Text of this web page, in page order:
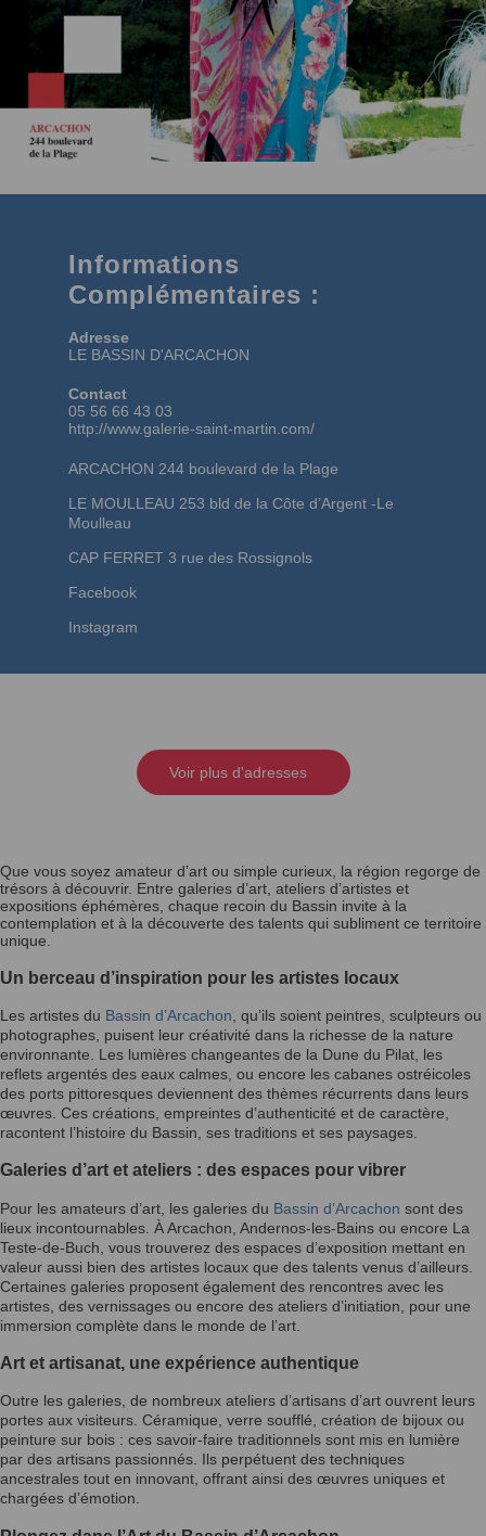
Informations
Complémentaires :
Adresse
LE BASSIN D'ARCACHON
Contact
05 56 66 43 03
http://www.galerie-saint-martin.com/
ARCACHON 244 boulevard de la Plage
LE MOULLEAU 253 bld de la Côte d’Argent -Le
Moulleau
CAP FERRET 3 rue des Rossignols
Facebook
Instagram
Voir plus d'adresses
Que vous soyez amateur d’art ou simple curieux, la région regorge de
trésors à découvrir. Entre galeries d’art, ateliers d’artistes et
expositions éphémères, chaque recoin du Bassin invite à la
contemplation et à la découverte des talents qui subliment ce territoire
unique.
Un berceau d’inspiration pour les artistes locaux
Les artistes du Bassin d’Arcachon , qu’ils soient peintres, sculpteurs ou
photographes, puisent leur créativité dans la richesse de la nature
environnante. Les lumières changeantes de la Dune du Pilat, les
reflets argentés des eaux calmes, ou encore les cabanes ostréicoles
des ports pittoresques deviennent des thèmes récurrents dans leurs
œuvres. Ces créations, empreintes d’authenticité et de caractère,
racontent l’histoire du Bassin, ses traditions et ses paysages.
Galeries d’art et ateliers : des espaces pour vibrer
Pour les amateurs d’art, les galeries du Bassin d’Arcachon sont des
lieux incontournables. À Arcachon, Andernos-les-Bains ou encore La
Teste-de-Buch, vous trouverez des espaces d’exposition mettant en
valeur aussi bien des artistes locaux que des talents venus d’ailleurs.
Certaines galeries proposent également des rencontres avec les
artistes, des vernissages ou encore des ateliers d’initiation, pour une
immersion complète dans le monde de l’art.
Art et artisanat, une expérience authentique
Outre les galeries, de nombreux ateliers d’artisans d’art ouvrent leurs
portes aux visiteurs. Céramique, verre soufflé, création de bijoux ou
peinture sur bois : ces savoir-faire traditionnels sont mis en lumière
par des artisans passionnés. Ils perpétuent des techniques
ancestrales tout en innovant, offrant ainsi des œuvres uniques et
chargées d’émotion.